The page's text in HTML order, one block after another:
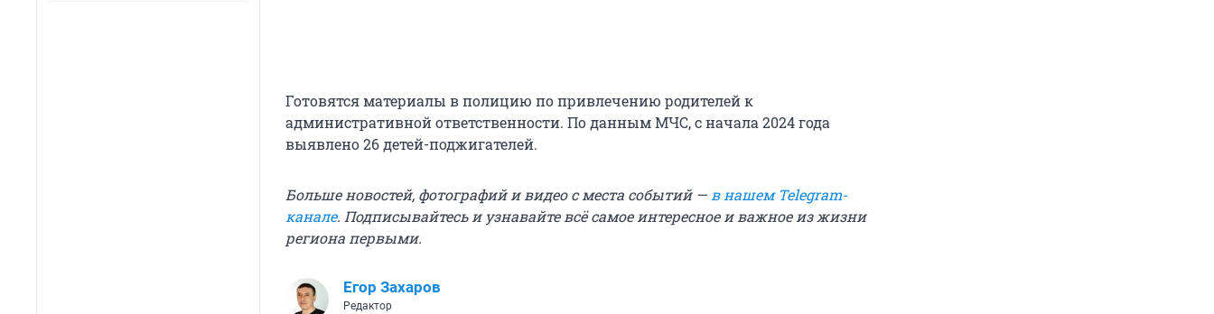
Готовятся материалы в полицию по привлечению родителей к
административной ответственности. По данным МЧС, с начала 2024 года
выявлено 26 детей-поджигателей.
Больше новостей, фотографий и видео с места событий — в нашем Telegram-
канале. Подписывайтесь и узнавайте всё самое интересное и важное из жизни
региона первыми.
Егор Захаров
Редактор